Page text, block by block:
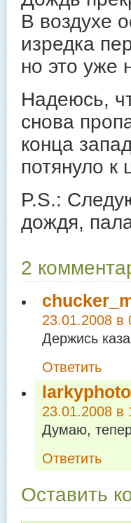
В воздухе
изредка
но это уже
Надеюсь,
снова
конца
потянуло к
P.S.:
дождя,
2
23.01.2008 в
Держись
Ответить
larkyphoto
23.01.2008 в
Думаю,
Ответить
Оставить